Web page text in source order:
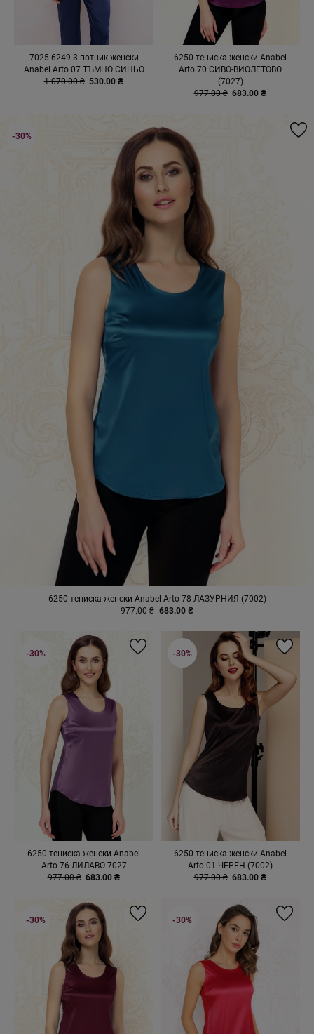
7025-6249-3 потник женски
Anabel Arto 07 ТЪМНО СИНЬО
1 070.00 ₴ 530.00 ₴
6250 тениска женски Anabel
Arto 70 СИВО-ВИОЛЕТОВО
(7027)
977.00 ₴ 683.00 ₴
6250 тениска женски Anabel Arto 78 ЛАЗУРНИЯ (7002)
977.00 ₴ 683.00 ₴
-30%
6250 тениска женски Anabel
Arto 76 ЛИЛАВО 7027
977.00 ₴ 683.00 ₴
-30%
6250 тениска женски Anabel
Arto 01 ЧЕРЕН (7002)
977.00 ₴ 683.00 ₴
-30%
-30% -30%